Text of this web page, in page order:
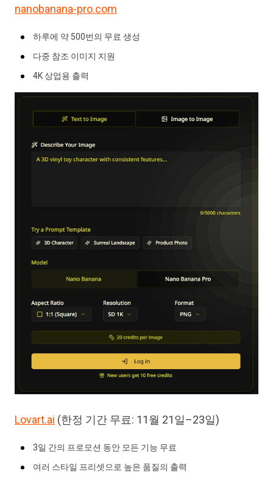
nanobanana-pro.com
하루에 약 500번의 무료 생성
다중 참조 이미지 지원
4K 상업용 출력
Lovart.ai (한정 기간 무료: 11월 21일–23일)
3일 간의 프로모션 동안 모든 기능 무료
여러 스타일 프리셋으로 높은 품질의 출력